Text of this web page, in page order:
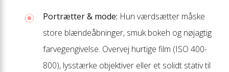
Portrætter & mode: Hun værdsætter måske
store blændeåbninger, smuk bokeh og nøjagtig
farvegengivelse. Overvej hurtige film (ISO 400-
800), lysstærke objektiver eller et solidt stativ til